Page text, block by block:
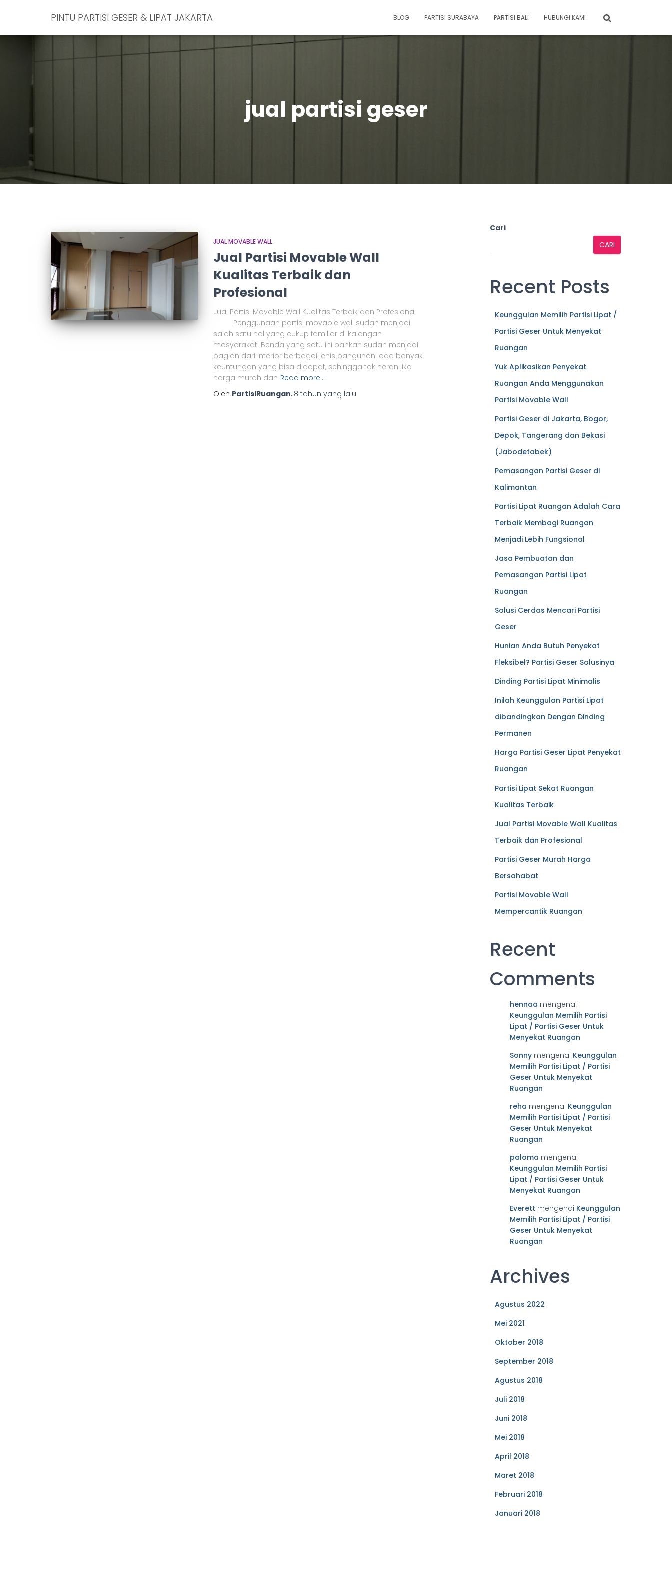
PINTU PARTISI GESER & LIPAT JAKARTA BLOG PARTISI SURABAYA PARTISI BALI HUBUNGI KAMI
jual partisi geser
JUAL MOVABLE WALL
Jual Partisi Movable Wall
Kualitas Terbaik dan
Profesional
Jual Partisi Movable Wall Kualitas Terbaik dan Profesional
Penggunaan partisi movable wall sudah menjadi
salah satu hal yang cukup familiar di kalangan
masyarakat. Benda yang satu ini bahkan sudah menjadi
bagian dari interior berbagai jenis bangunan. ada banyak
keuntungan yang bisa didapat, sehingga tak heran jika
harga murah dan Read more…
Oleh PartisiRuangan, 8 tahun yang lalu
Cari
CARI
Recent Posts
Keunggulan Memilih Partisi Lipat /
Partisi Geser Untuk Menyekat
Ruangan
Yuk Aplikasikan Penyekat
Ruangan Anda Menggunakan
Partisi Movable Wall
Partisi Geser di Jakarta, Bogor,
Depok, Tangerang dan Bekasi
(Jabodetabek)
Pemasangan Partisi Geser di
Kalimantan
Partisi Lipat Ruangan Adalah Cara
Terbaik Membagi Ruangan
Menjadi Lebih Fungsional
Jasa Pembuatan dan
Pemasangan Partisi Lipat
Ruangan
Solusi Cerdas Mencari Partisi
Geser
Hunian Anda Butuh Penyekat
Fleksibel? Partisi Geser Solusinya
Dinding Partisi Lipat Minimalis
Inilah Keunggulan Partisi Lipat
dibandingkan Dengan Dinding
Permanen
Harga Partisi Geser Lipat Penyekat
Ruangan
Partisi Lipat Sekat Ruangan
Kualitas Terbaik
Jual Partisi Movable Wall Kualitas
Terbaik dan Profesional
Partisi Geser Murah Harga
Bersahabat
Partisi Movable Wall
Mempercantik Ruangan
Recent
Comments
hennaa mengenai
Keunggulan Memilih Partisi
Lipat / Partisi Geser Untuk
Menyekat Ruangan
Sonnymengenai Keunggulan
Memilih Partisi Lipat / Partisi
Geser Untuk Menyekat
Ruangan
reha mengenai Keunggulan
Memilih Partisi Lipat / Partisi
Geser Untuk Menyekat
Ruangan
paloma mengenai
Keunggulan Memilih Partisi
Lipat / Partisi Geser Untuk
Menyekat Ruangan
Everett mengenai Keunggulan
Memilih Partisi Lipat / Partisi
Geser Untuk Menyekat
Ruangan
Archives
Agustus 2022
Mei 2021
Oktober 2018
September 2018
Agustus 2018
Juli 2018
Juni 2018
Mei 2018
April 2018
Maret 2018
Februari 2018
Januari 2018